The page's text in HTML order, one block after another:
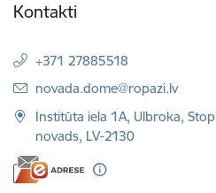
Kontakti
+371 27885518
E-pasts:
novada.dome@ropazi.lv
Institūta iela 1A, Ulbroka,
novads, LV-2130